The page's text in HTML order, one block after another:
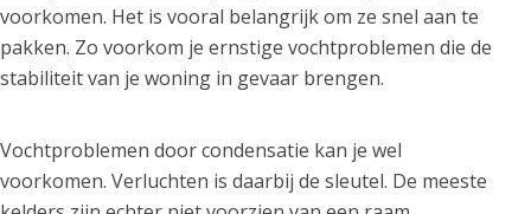
voorkomen. Het is vooral belangrijk om ze snel aan te
pakken. Zo voorkom je ernstige vochtproblemen die de
stabiliteit van je woning in gevaar brengen.
Vochtproblemen door condensatie kan je wel
voorkomen. Verluchten is daarbij de sleutel. De meeste